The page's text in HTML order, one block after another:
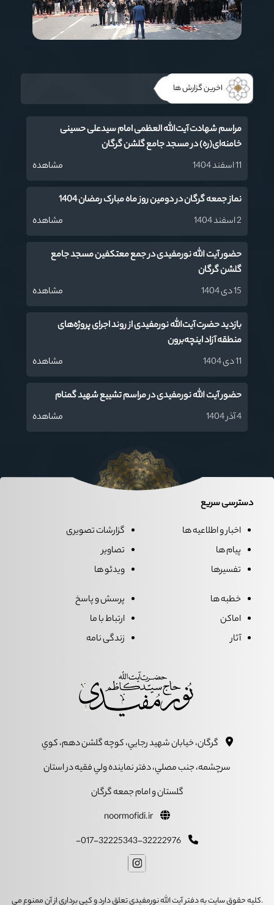
اخرین گزارش ها
مراسم شهادت آیت‌‌الله العظمی امام سیدعلی حسینی
خامنه‌ای(ره) در مسجد جامع گلشن گرگان
11 اسفند 1404
مشاهده
نماز جمعه گرگان در دومین روز ماه مبارک رمضان 1404
2 اسفند 1404
مشاهده
حضور آیت الله نورمفیدی در جمع معتکفین مسجد جامع
گلشن گرگان
15 دی 1404
مشاهده
بازدید حضرت آیت‌الله نورمفیدی از روند اجرای پروژه‌های
منطقه آزاد اینچه‌برون
11 دی 1404
مشاهده
حضور آیت الله نورمفیدی در مراسم تشییع شهید گمنام
4 آذر 1404
مشاهده
دسترسی سریع
اخبار و اطلاعیه ها
پیام ها
تفسیرها
گزارشات تصویری
تصاویر
ویدئو ها
خطبه ها
اماکن
آثار
پرسش و پاسخ
ارتباط با ما
زندگی نامه
گرگان، خيابان شهيد رجايي، کوچه گلشن دهم، کوي
سرچشمه، جنب مصلي، دفتر نماينده ولي فقيه در استان
گلستان و امام جمعه گرگان
.کلیه حقوق سایت به دفتر آیت الله نورمفیدی تعلق دارد و کپی برداری از آن ممنوع می